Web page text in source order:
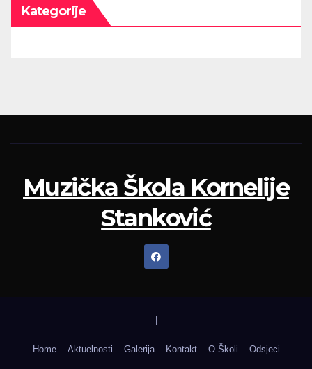
Kategorije
Muzička Škola Kornelije
Stanković
|
Home Aktuelnosti Galerija Kontakt O Školi Odsjeci